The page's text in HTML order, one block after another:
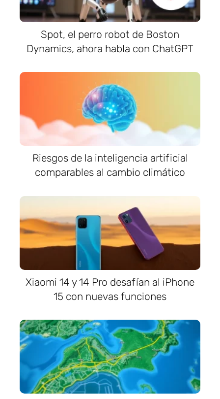
Spot, el perro robot de Boston
Dynamics, ahora habla con ChatGPT
Riesgos de la inteligencia artificial
comparables al cambio climático
Xiaomi 14 y 14 Pro desafían al iPhone
15 con nuevas funciones